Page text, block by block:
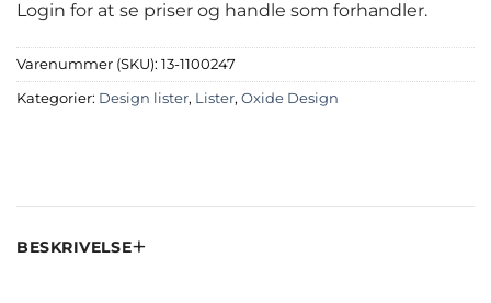
Login for at se priser og handle som forhandler.
Varenummer (SKU): 13-1100247
Kategorier: Design lister, Lister, Oxide Design
BESKRIVELSE